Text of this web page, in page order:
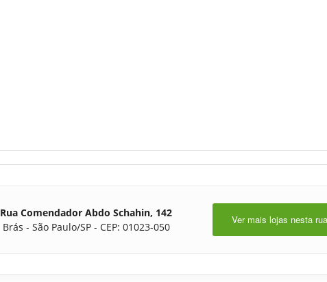
Rua Comendador Abdo Schahin, 142
Brás - São Paulo/SP - CEP: 01023-050
Ver mais lojas nesta rua